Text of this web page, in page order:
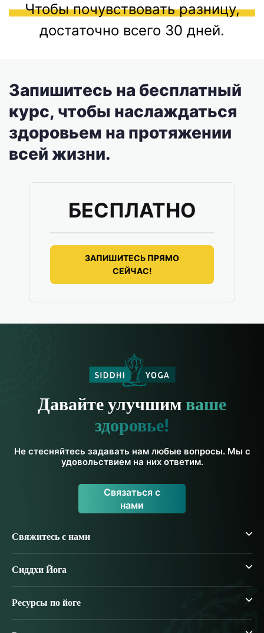
Чтобы почувствовать разницу,
достаточно всего 30 дней.
Запишитесь на бесплатный
курс, чтобы наслаждаться
здоровьем на протяжении
всей жизни.
БЕСПЛАТНО
ЗАПИШИТЕСЬ ПРЯМО
СЕЙЧАС!
Давайте улучшимваше
здоровье!
Не стесняйтесь задавать нам любые вопросы. Мы с
удовольствием на них ответим.
Связаться с
нами
Свяжитесь с нами
Сиддхи Йога
Ресурсы по йоге